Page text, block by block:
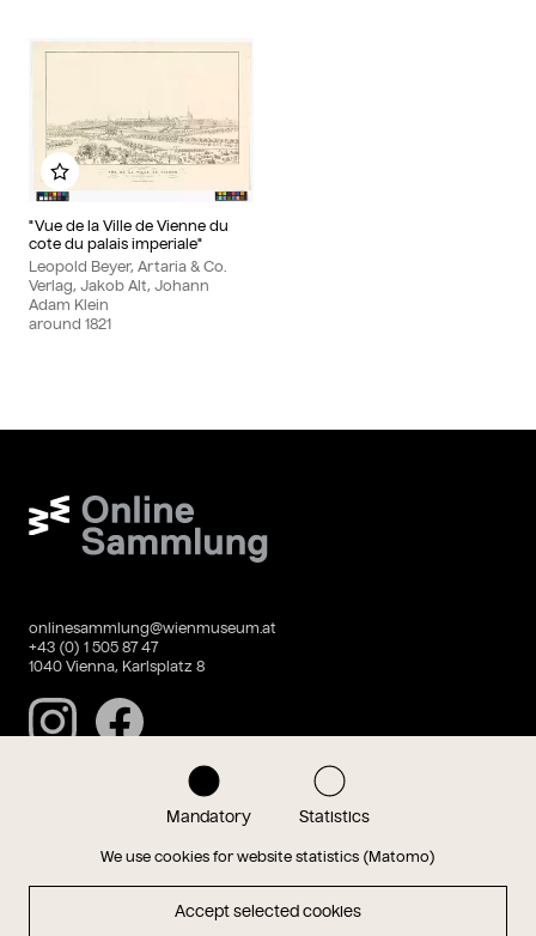
Mandatory Statistics
We use cookies for website statistics (Matomo)
Accept selected cookies
"Vue de la Ville de Vienne du
cote du palais imperiale"
Leopold Beyer, Artaria & Co.
Verlag, Jakob Alt, Johann
Adam Klein
around 1821
Add to my album
Wien Museum Online Sammlung
onlinesammlung@wienmuseum.at
+43 (0) 1 505 87 47
1040 Vienna, Karlsplatz 8
InstagramFacebook
Imprint